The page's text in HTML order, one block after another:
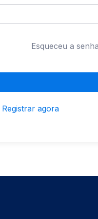
Esqueceu a
Registrar agora